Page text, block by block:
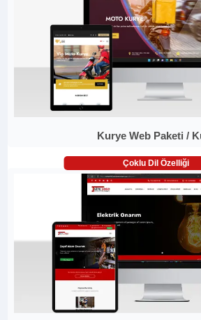
Kurye Web Paketi /
Çoklu Dil Özelliği